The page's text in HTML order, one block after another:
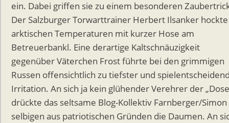
ein. Dabei griffen sie zu einem besonderen
Der Salzburger Torwarttrainer Herbert Ilsanker
arktischen Temperaturen mit kurzer Hose am
Betreuerbankl. Eine derartige Kaltschnäuzigkeit
gegenüber Väterchen Frost führte bei den grimmigen
Russen offensichtlich zu tiefster und
Irritation. An sich ja kein glühender Verehrer der
drückte das seltsame Blog-Kollektiv Farnberger/Simon
selbigen aus patriotischen Gründen die Daumen. An